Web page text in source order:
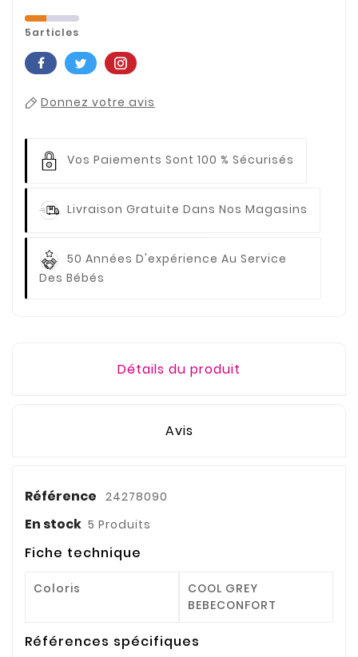
5articles
Donnez votre avis
Vos Paiements Sont 100 % Sécurisés
Livraison Gratuite Dans Nos Magasins
50 Années D'expérience Au Service
Des Bébés
Détails du produit
Avis
Référence 24278090
En stock 5 Produits
Fiche technique
Coloris
COOL GREY
BEBECONFORT
Références spécifiques